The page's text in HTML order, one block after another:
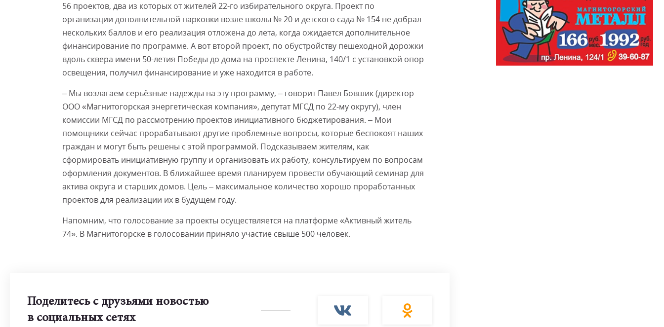
56 проектов, два из которых от жителей 22-го избирательного округа. Проект по
организации дополнительной парковки возле школы № 20 и детского сада № 154 не добрал
нескольких баллов и его реализация отложена до лета, когда ожидается дополнительное
финансирование по программе. А вот второй проект, по обустройству пешеходной дорожки
вдоль сквера имени 50-летия Победы до дома на проспекте Ленина, 140/1 с установкой опор
освещения, получил финансирование и уже находится в работе.
– Мы возлагаем серьёзные надежды на эту программу, – говорит Павел Бовшик (директор
ООО «Магнитогорская энергетическая компания», депутат МГСД по 22-му округу), член
комиссии МГСД по рассмотрению проектов инициативного бюджетирования. – Мои
помощники сейчас прорабатывают другие проблемные вопросы, которые беспокоят наших
граждан и могут быть решены с этой программой. Подсказываем жителям, как
сформировать инициативную группу и организовать их работу, консультируем по вопросам
оформления документов. В ближайшее время планируем провести обучающий семинар для
актива округа и старших домов. Цель – максимальное количество хорошо проработанных
проектов для реализации их в будущем году.
Напомним, что голосование за проекты осуществляется на платформе «Активный житель
74». В Магнитогорске в голосовании приняло участие свыше 500 человек.
Поделитесь с друзьями новостью
в социальных сетях